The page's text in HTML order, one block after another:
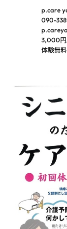
p.care
090-
3,000
体験無料